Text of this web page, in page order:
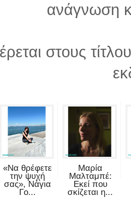
ανάγνωση
στους
«Να θρέφετε
την ψυχή
σας», Νάγια
Γο...
Μαρία
Μαλταμπέ:
Εκεί που
σκίζεται η...